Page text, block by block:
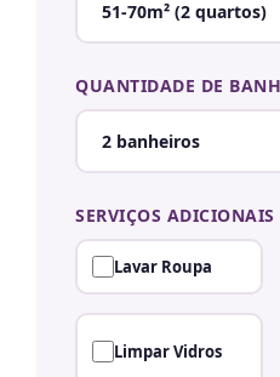
QUANTIDADE DE
SERVIÇOS ADICIONAIS
Lavar Roupa
Limpar Vidros